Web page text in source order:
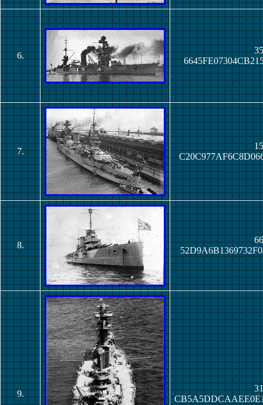
6.
7.
8.
9.